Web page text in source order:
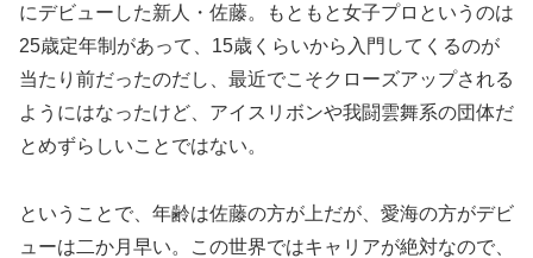
にデビューした新人・佐藤。もともと女子プロというのは
25歳定年制があって、15歳くらいから入門してくるのが
当たり前だったのだし、最近でこそクローズアップされる
ようにはなったけど、アイスリボンや我闘雲舞系の団体だ
とめずらしいことではない。
ということで、年齢は佐藤の方が上だが、愛海の方がデビ
ューは二か月早い。この世界ではキャリアが絶対なので、